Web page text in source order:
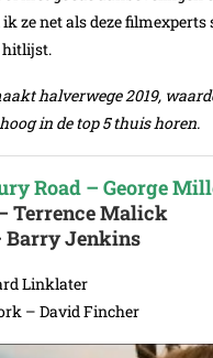
ik ze net als deze
hitlijst.
halverwege 2019,
in de top 5 thuis horen.
Road – George
Terrence Malick
Barry Jenkins
Linklater
– David Fincher